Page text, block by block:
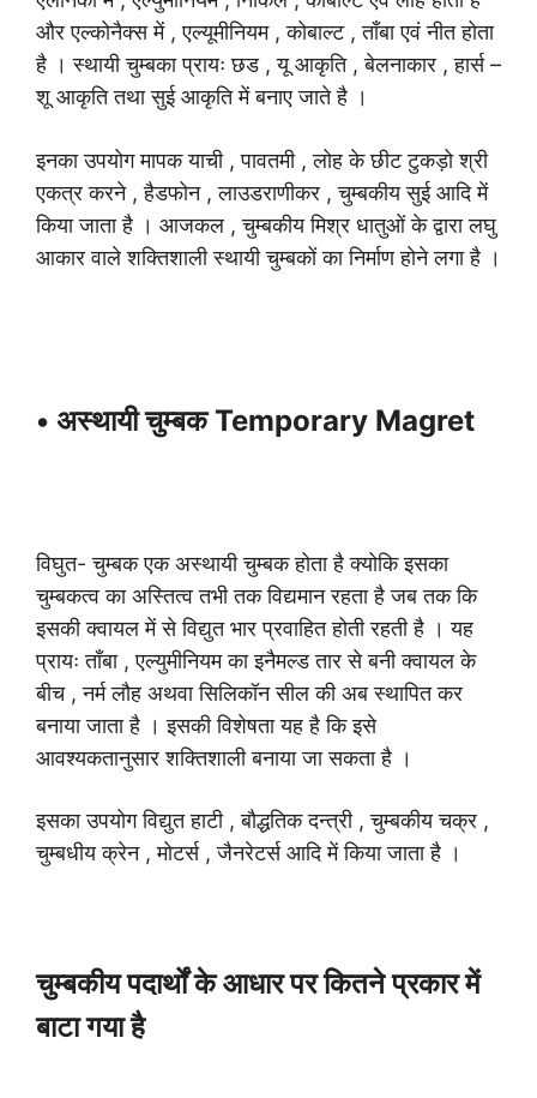
और एल्कोनैक्स में , एल्यूमीनियम , कोबाल्ट , ताँबा एवं नीत होता
है । स्थायी चुम्बका प्रायः छड , यू आकृति , बेलनाकार , हार्स –
शू आकृति तथा सुई आकृति में बनाए जाते है ।
इनका उपयोग मापक याची , पावतमी , लोह के छीट टुकड़ो श्री
एकत्र करने , हैडफोन , लाउडराणीकर , चुम्बकीय सुई आदि में
किया जाता है । आजकल , चुम्बकीय मिश्र धातुओं के द्वारा लघु
आकार वाले शक्तिशाली स्थायी चुम्बकों का निर्माण होने लगा है ।
• अस्थायी चुम्बक Temporary Magret
विघुत- चुम्बक एक अस्थायी चुम्बक होता है क्योकि इसका
चुम्बकत्व का अस्तित्व तभी तक विद्यमान रहता है जब तक कि
इसकी क्वायल में से विद्युत भार प्रवाहित होती रहती है । यह
प्रायः ताँबा , एल्युमीनियम का इनैमल्ड तार से बनी क्वायल के
बीच , नर्म लौह अथवा सिलिकॉन सील की अब स्थापित कर
बनाया जाता है । इसकी विशेषता यह है कि इसे
आवश्यकतानुसार शक्तिशाली बनाया जा सकता है ।
इसका उपयोग विद्युत हाटी , बौद्धतिक दन्त्री , चुम्बकीय चक्र ,
चुम्बधीय क्रेन , मोटर्स , जैनरेटर्स आदि में किया जाता है ।
चुम्बकीय पदार्थों के आधार पर कितने प्रकार में
बाटा गया है